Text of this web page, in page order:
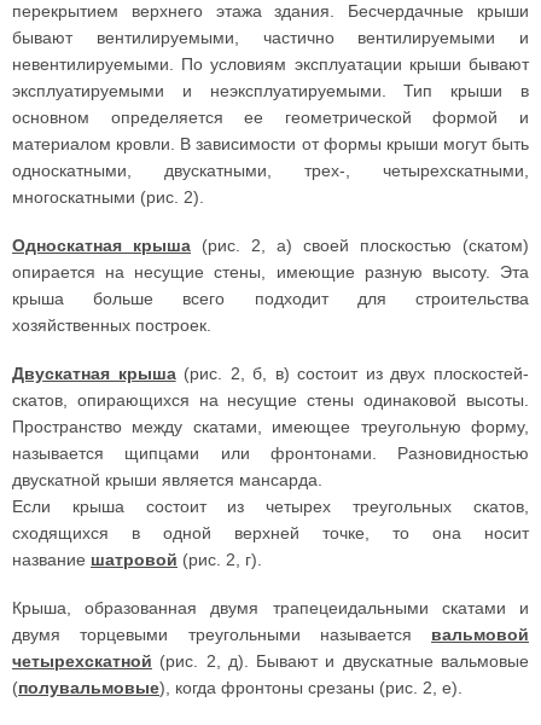
перекрытием верхнего этажа здания. Бесчердачные крыши
бывают вентилируемыми, частично вентилируемыми и
невентилируемыми. По условиям эксплуатации крыши бывают
эксплуатируемыми и неэксплуатируемыми. Тип крыши в
основном определяется ее геометрической формой и
материалом кровли. В зависимости от формы крыши могут быть
односкатными, двускатными, трех-, четырехскатными,
многоскатными (рис. 2).
Односкатная крыша (рис. 2, а) своей плоскостью (скатом)
опирается на несущие стены, имеющие разную высоту. Эта
крыша больше всего подходит для строительства
хозяйственных построек.
Двускатная крыша(рис. 2, б, в) состоит из двух плоскостей-
скатов, опирающихся на несущие стены одинаковой высоты.
Пространство между скатами, имеющее треугольную форму,
называется щипцами или фронтонами. Разновидностью
двускатной крыши является мансарда.
Если крыша состоит из четырех треугольных скатов,
сходящихся в одной верхней точке, то она носит
название шатровой (рис. 2, г).
Крыша, образованная двумя трапецеидальными скатами и
двумя торцевыми треугольными называется вальмовой
четырехскатной (рис. 2, д). Бывают и двускатные вальмовые
(полувальмовые), когда фронтоны срезаны (рис. 2, е).